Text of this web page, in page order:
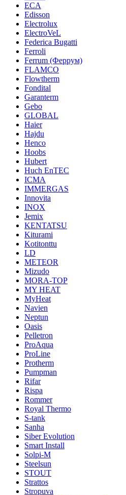
ECA
Edisson
Electrolux
ElectroVeL
Federica Bugatti
Ferroli
Ferrum (Феррум)
FLAMCO
Flowtherm
Fondital
Garanterm
Gebo
GLOBAL
Haier
Hajdu
Henco
Hoobs
Hubert
Huch EnTEC
ICMA
IMMERGAS
Innovita
INOX
Jemix
KENTATSU
Kiturami
Kotitonttu
LD
METEOR
Mizudo
MORA-TOP
MY HEAT
MyHeat
Navien
Neptun
Oasis
Pelletron
ProAqua
ProLine
Protherm
Pumpman
Rifar
Rispa
Rommer
Royal Thermo
S-tank
Sanha
Siber Evolution
Smart Install
Solpi-M
Steelsun
STOUT
Strattos
Stropuva